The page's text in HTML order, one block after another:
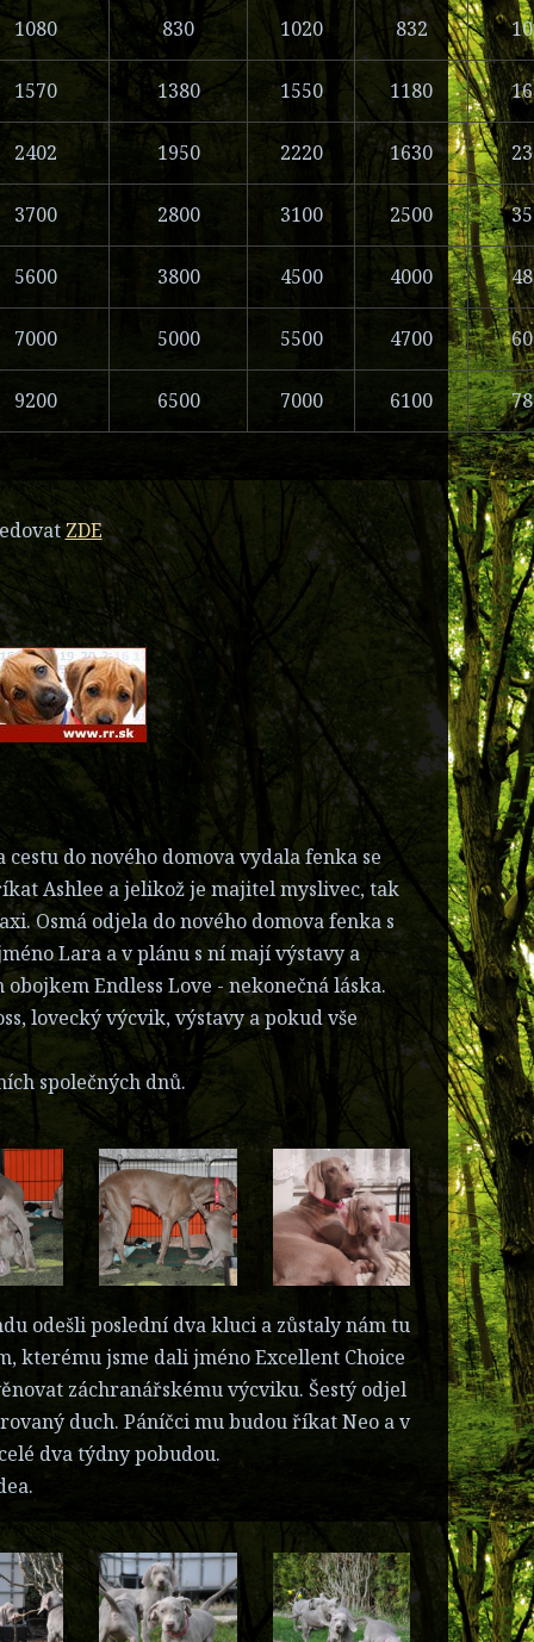
1080 830 1020 832
1570 1380 1550 1180
2402 1950 2220 1630
3700 2800 3100 2500
5600 3800 4500 4000
7000 5000 5500 4700
9200 6500 7000 6100
ZDE
do nového domova vydala fenka se
Ashlee a jelikož je majitel myslivec, tak
Osmá odjela do nového domova fenka s
Lara a v plánu s ní mají výstavy a
Endless Love - nekonečná láska.
lovecký výcvik, výstavy a pokud vše
společných dnů.
odešli poslední dva kluci a zůstaly nám tu
kterému jsme dali jméno Excellent Choice
záchranářskému výcviku. Šestý odjel
duch. Páníčci mu budou říkat Neo a v
dva týdny pobudou.